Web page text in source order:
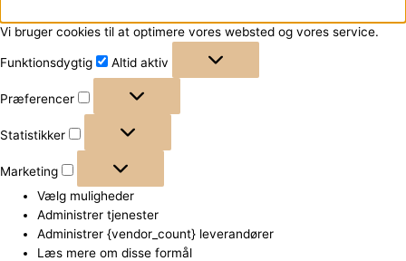
Vi bruger cookies til at optimere vores websted og vores service.
Funktionsdygtig Altid aktiv
Præferencer
Statistikker
Marketing
Vælg muligheder
Administrer tjenester
Administrer {vendor_count} leverandører
Læs mere om disse formål